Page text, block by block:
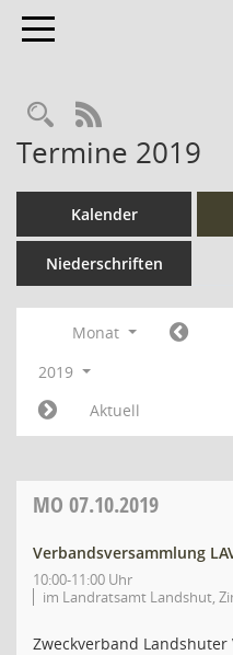
Toggle navigation
RSS-Feed
Termine 2019
Kalender
Niederschriften
Monat
2019
Aktuell
MO 07.10.2019
Verbandsversammlung
10:00-11:00 Uhr
im Landratsamt Landshut,
Zweckverband Landshuter